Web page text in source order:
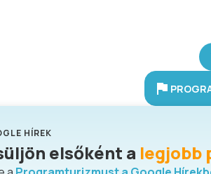
HÍREK
elsőként a legjobb